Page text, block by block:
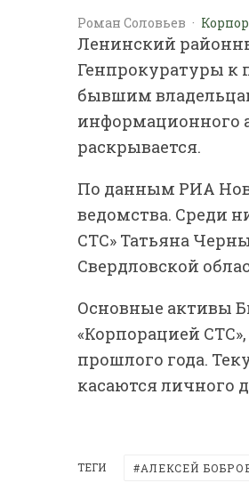
Роман Соловьев ·
Ленинский
Генпрокуратуры к
бывшим
информационного
раскрывается.
По данным РИА
ведомства. Среди
СТС» Татьяна
Свердловской
Основные активы
«Корпорацией
прошлого года.
касаются личного
ТЕГИ АЛЕКСЕЙ